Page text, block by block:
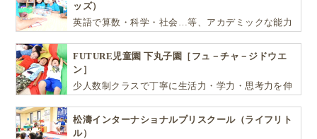
Maclaryシリーズが生まれたニュージーランド。英語は
もちろんのこと、現地のライフスタイルや教育スタイ
ルをニュージーランド親子留学
できますよ！
お子さんと一緒の留学は、個人留学とは全く違い、お
子さんと一緒だから楽しめる経験がいっぱいできま
ッズ）
英語で算数・科学・社会…等、アカデミックな能力
を育む少人数制のプリスクールです。
FUTURE児童園 下丸子園［フュ－チャ－ジドウエ
ン］
少人数制クラスで丁寧に生活力・学力・思考力を伸
松濤インターナショナルプリスクール（ライフリト
ル）